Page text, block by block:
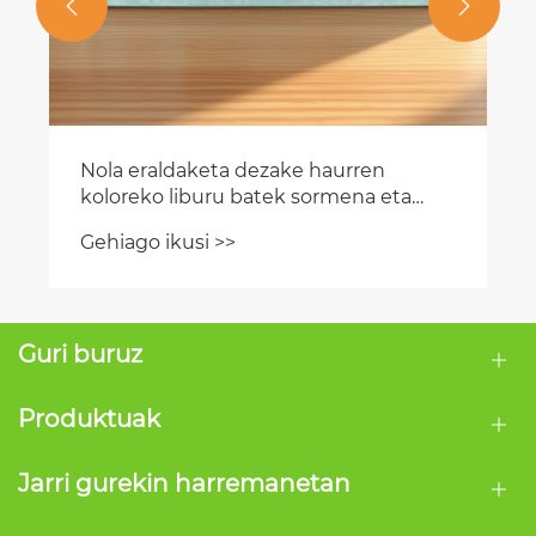
 
Guri buruz
Produktuak
Jarri gurekin harremanetan